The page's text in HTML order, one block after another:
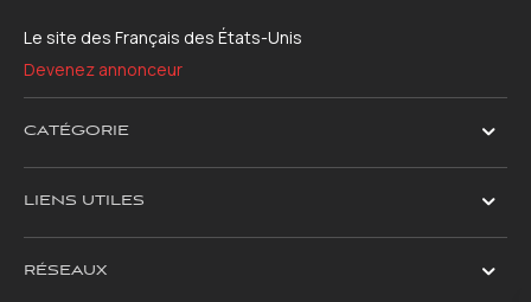
Le site des Français des États-Unis
Devenez annonceur
CATÉGORIE
LIENS UTILES
RÉSEAUX